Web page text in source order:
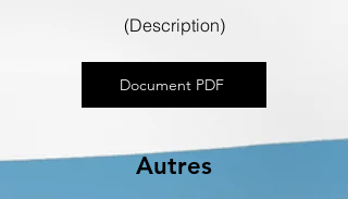
(Description)
Document PDF
Autres